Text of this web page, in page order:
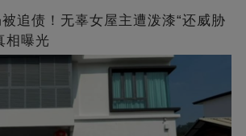
追债！无辜女屋主遭泼漆“还威胁
相曝光